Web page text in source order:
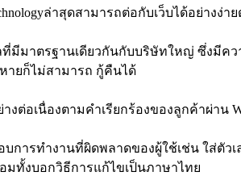
ล่าสุดสามารถต่อกับเว็บได้อย่างง่
ที่มีมาตรฐานเดียวกันกับบริษัทใหญ่ ซึ่งมีค
ายก็ไม่สามารถ กู้คืนได้
ต่อเนื่องตามคำเรียกร้องของลูกค้าผ่าน
การทำงานที่ผิดพลาดของผู้ใช้เช่น ใส่ตัว
มทั้งบอกวิธีการแก้ไขเป็นภาษาไทย